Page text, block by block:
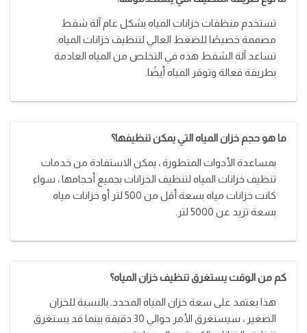
تستخدم منظفات خزانات المياه بشكل عام آلة شفط
مصممة خصيصًا للضغط العالي لتنظيف خزانات المياه.
تساعد آلة الشفط هذه في التخلص من المياه العادمة
بطريقة فعالة وتوفر المياه أيضًا.
ما هو حجم خزان المياه التي يمكن تنظيفها؟
بمساعدة الأدوات المتطورة ، يمكن الاستفادة من خدمات
تنظيف خزانات المياه لتنظيف الخزانات بجميع أحجامها ، سواء
كانت خزانات مياه بسعة أقل من 500 لتر أو خزانات مياه
بسعة تزيد عن 5000 لتر.
كم من الوقت يستغرق تنظيف خزان المياه؟
هذا يعتمد على سعة خزان المياه المحدد. بالنسبة للخزان
الصغير ، سيستغرق الأمر حوالي 30 دقيقة بينما قد يستغرق